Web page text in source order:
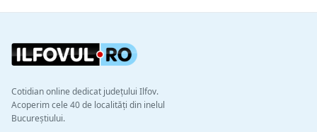
Cotidian online dedicat județului Ilfov.
Acoperim cele 40 de localități din inelul
Bucureștiului.